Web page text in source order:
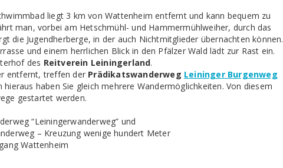
liegt 3 km von Wattenheim entfernt und kann bequem zu
man, vorbei am Hetschmühl- und Hammermühlweiher, durch das
die Jugendherberge, in der auch Nichtmitglieder übernachten können.
und einem herrlichen Blick in den Pfälzer Wald lädt zur Rast ein.
des Reitverein Leiningerland.
entfernt, treffen der Prädikatswanderweg Leininger Burgenweg
hieraus haben Sie gleich mehrere Wandermöglichkeiten. Von diesem
gestartet werden.
“Leiningerwanderweg” und
– Kreuzung wenige hundert Meter
Wattenheim